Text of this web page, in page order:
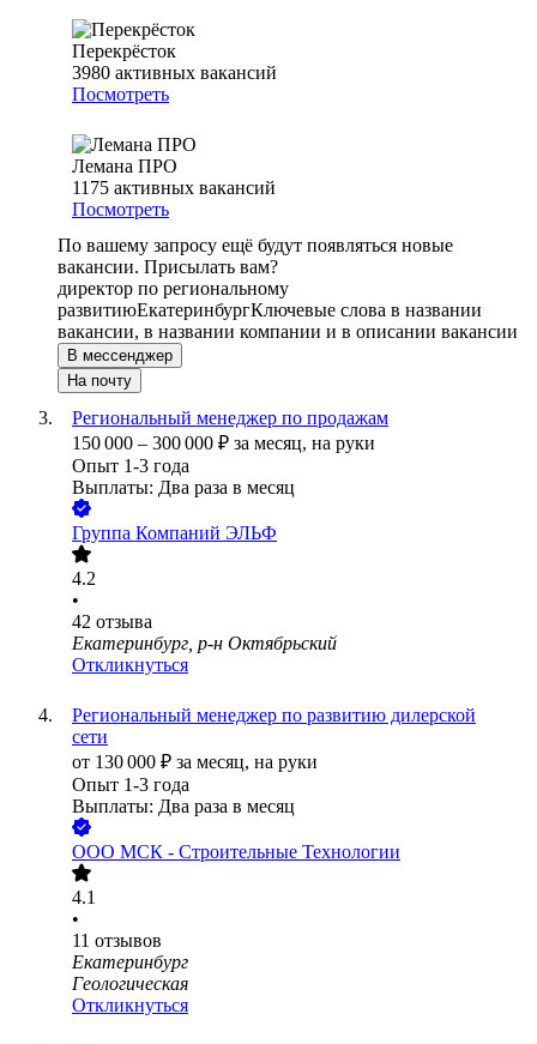
Перекрёсток
3980 активных вакансий
Посмотреть
Лемана ПРО
1175 активных вакансий
Посмотреть
По вашему запросу ещё будут появляться новые
вакансии. Присылать вам?
директор по региональному
развитиюЕкатеринбургКлючевые слова в названии
вакансии, в названии компании и в описании вакансии
В мессенджер
На почту
Региональный менеджер по продажам
150 000 – 300 000 ₽ за месяц, на руки
Опыт 1-3 года
Выплаты: Два раза в месяц
Группа Компаний ЭЛЬФ
4.2
•
42 отзыва
Екатеринбург, р-н Октябрьский
Откликнуться
Региональный менеджер по развитию дилерской
сети
от 130 000 ₽ за месяц, на руки
Опыт 1-3 года
Выплаты: Два раза в месяц
ООО МСК - Строительные Технологии
4.1
•
11 отзывов
Екатеринбург
Геологическая
Откликнуться